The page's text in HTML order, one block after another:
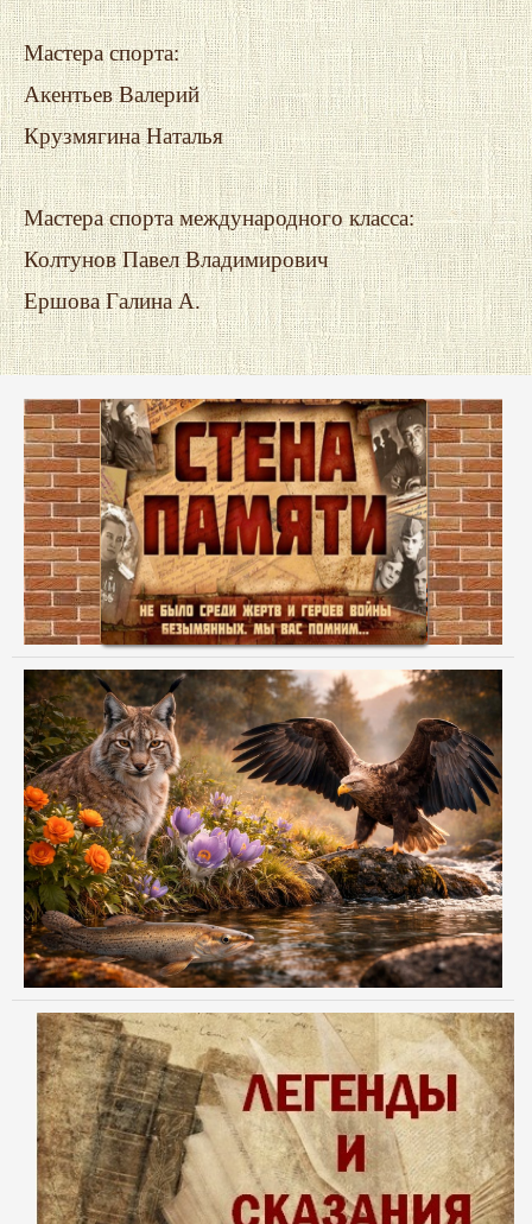
Мастера спорта:
Акентьев Валерий
Крузмягина Наталья
Мастера спорта международного класса:
Колтунов Павел Владимирович
Ершова Галина А.